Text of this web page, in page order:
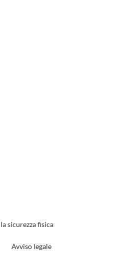
sicurezza fisica
Avviso legale